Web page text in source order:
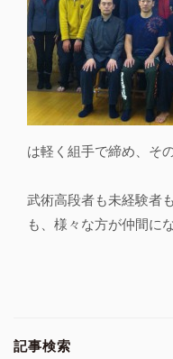
は軽く組手で締め、そ
武術高段者も未経験者
も、様々な方が仲間に
記事検索